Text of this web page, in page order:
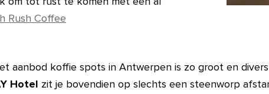
Rush Coffee
aanbod koffie spots in Antwerpen is zo groot en
Hotel zit je bovendien op slechts een steenworp